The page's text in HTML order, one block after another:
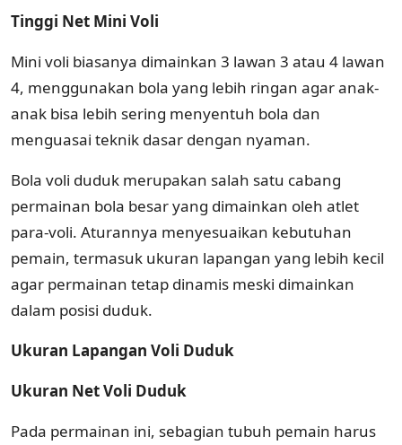
Tinggi Net Mini Voli
Mini voli biasanya dimainkan 3 lawan 3 atau 4 lawan
4, menggunakan bola yang lebih ringan agar anak-
anak bisa lebih sering menyentuh bola dan
menguasai teknik dasar dengan nyaman.
Bola voli duduk merupakan salah satu cabang
permainan bola besar yang dimainkan oleh atlet
para-voli. Aturannya menyesuaikan kebutuhan
pemain, termasuk ukuran lapangan yang lebih kecil
agar permainan tetap dinamis meski dimainkan
dalam posisi duduk.
Ukuran Lapangan Voli Duduk
Ukuran Net Voli Duduk
Pada permainan ini, sebagian tubuh pemain harus